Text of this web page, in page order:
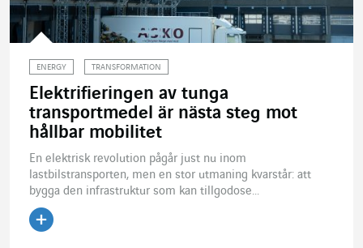
ENERGY TRANSFORMATION
Elektrifieringen av tunga
transportmedel är nästa steg mot
hållbar mobilitet
En elektrisk revolution pågår just nu inom
lastbilstransporten, men en stor utmaning kvarstår: att
bygga den infrastruktur som kan tillgodose...